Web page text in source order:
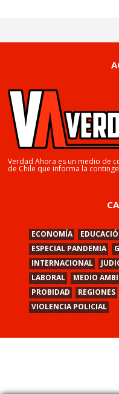
Verdad Ahora es un medio de
de Chile que informa la
ECONOMÍA
ESPECIAL PANDEMIA
INTERNACIONAL
LABORAL
MEDIO
PROBIDAD
REGIONES
VIOLENCIA POLICIAL